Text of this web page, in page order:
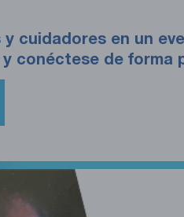
cuidadores en un
conéctese de forma